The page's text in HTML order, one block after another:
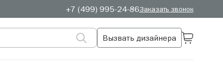
+7 (499) 995-24-86Заказать звонок
Вызвать дизайнера